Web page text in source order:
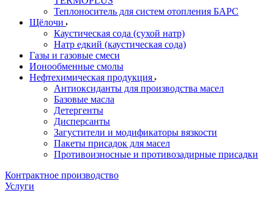
Теплоноситель для систем отопления БАРС
Щёлочи
Каустическая сода (сухой натр)
Натр едкий (каустическая сода)
Газы и газовые смеси
Ионообменные смолы
Нефтехимическая продукция
Антиоксиданты для производства масел
Базовые масла
Детергенты
Дисперсанты
Загустители и модификаторы вязкости
Пакеты присадок для масел
Противоизносные и противозадирные присадки
Контрактное производство
Услуги